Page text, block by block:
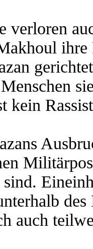
verloren
ihre
kein
auch